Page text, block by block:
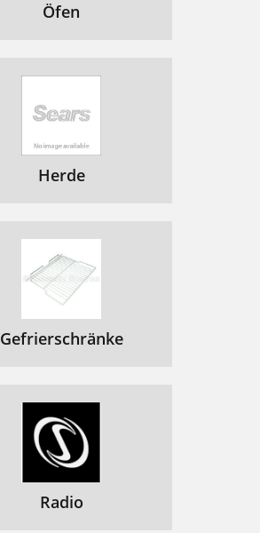
Öfen
Herde
Gefrierschränke
Radio